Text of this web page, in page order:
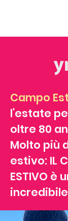
Campo
l'estate
oltre 80
Molto più
estivo: IL
ESTIVO è